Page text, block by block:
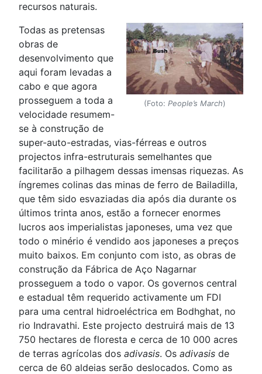
recursos naturais.
(Foto: People’s March)
Todas as pretensas
obras de
desenvolvimento que
aqui foram levadas a
cabo e que agora
prosseguem a toda a
velocidade resumem-
se à construção de
super-auto-estradas, vias-férreas e outros
projectos infra-estruturais semelhantes que
facilitarão a pilhagem dessas imensas riquezas. As
íngremes colinas das minas de ferro de Bailadilla,
que têm sido esvaziadas dia após dia durante os
últimos trinta anos, estão a fornecer enormes
lucros aos imperialistas japoneses, uma vez que
todo o minério é vendido aos japoneses a preços
muito baixos. Em conjunto com isto, as obras de
construção da Fábrica de Aço Nagarnar
prosseguem a todo o vapor. Os governos central
e estadual têm requerido activamente um FDI
para uma central hidroeléctrica em Bodhghat, no
rio Indravathi. Este projecto destruirá mais de 13
750 hectares de floresta e cerca de 10 000 acres
de terras agrícolas dos adivasis. Os adivasis de
cerca de 60 aldeias serão deslocados. Como as